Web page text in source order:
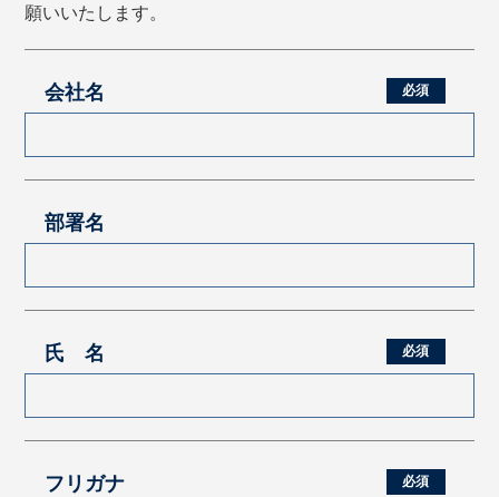
願いいたします。
会社名
部署名
氏 名
フリガナ